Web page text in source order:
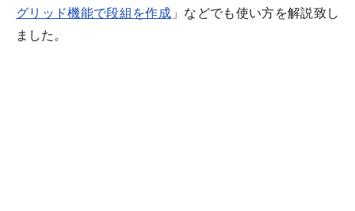
グリッド機能で段組を作成 」などでも使い方を解説致し
ました。